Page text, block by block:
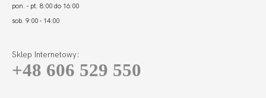
pon. - pt. 8:00 do 16:00
sob. 9:00 - 14:00
Sklep Internetowy:
+48 606 529 550